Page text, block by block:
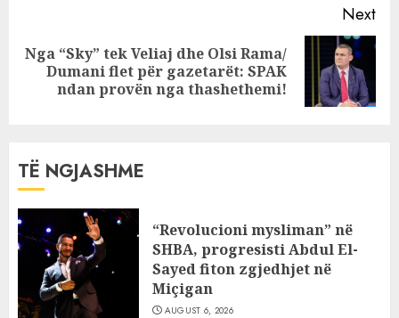
Next
Next
post:
Nga “Sky” tek Veliaj dhe Olsi Rama/
Dumani flet për gazetarët: SPAK
ndan provën nga thashethemi!
TË NGJASHME
“Revolucioni mysliman” në
SHBA, progresisti Abdul El-
Sayed fiton zgjedhjet në
Miçigan
AUGUST 6, 2026